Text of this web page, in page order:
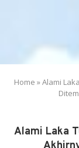
Home »Alami
Alami Laka